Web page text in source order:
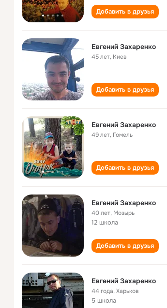
Добавить в друзья
Eвгений Захаренко
45 лет, Киев
Добавить в друзья
Евгений Захаренко
49 лет, Гомель
Добавить в друзья
Евгений Захаренко
40 лет, Мозырь
12 школа
Добавить в друзья
Евгений Захаренко
44 года,Харьков
5 школа